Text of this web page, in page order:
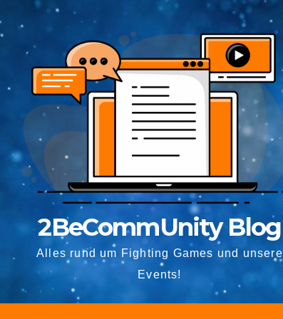
2BeCommUnity Blog
Alles rund um Fighting Games und unsere
Events!